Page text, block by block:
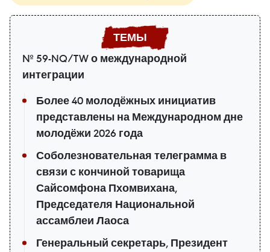
№ 59-NQ/TW о международной
интеграции
Более 40 молодёжных инициатив
представлены на Международном дне
молодёжи 2026 года
Соболезновательная телеграмма в
связи с кончиной товарища
Сайсомфона Пхомвихана,
Председателя Национальной
ассамблеи Лаоса
Генеральный секретарь, Президент